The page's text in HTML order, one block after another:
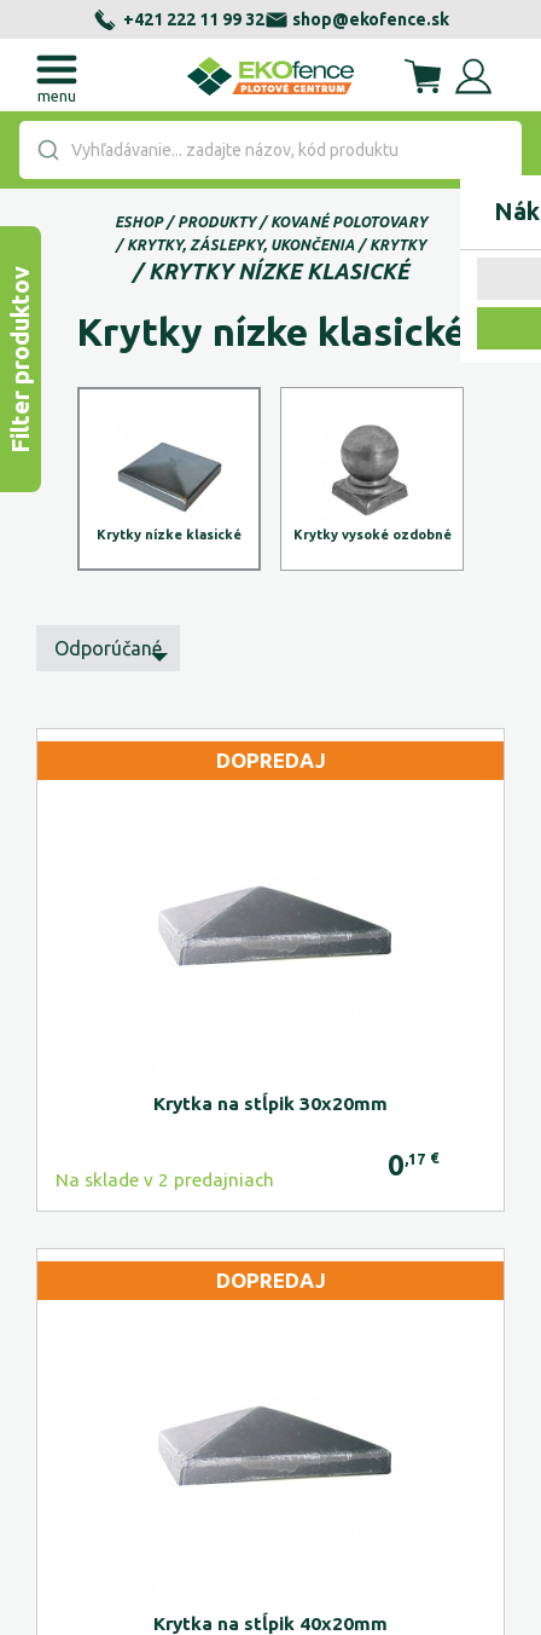
+421 222 11 99 32 shop@ekofence.sk
menu
Vyhľadávanie... zadajte názov, kód produktu
ESHOP PRODUKTY
KOVANÉ POLOTOVARY
KRYTKY, ZÁSLEPKY, UKONČENIA
KRYTKY
KRYTKY NÍZKE KLASICKÉ
Krytky nízke klasické
Krytky nízke klasické Krytky vysoké ozdobné
Filter produktov
Odporúčané
DOPREDAJ
Krytka na stĺpik 30x20mm
Na sklade v 2 predajniach 0 ,17 €
DOPREDAJ
Krytka na stĺpik 40x20mm